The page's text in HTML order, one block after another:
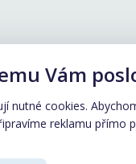
Vám
nutné cookies.
reklamu přímo